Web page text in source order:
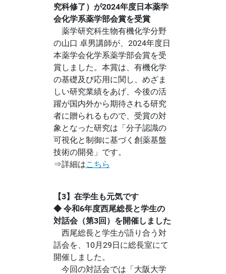
究科修了）が2024年度日本薬学
会化学系薬学部会賞を受賞
薬学研究科生物有機化学分野
の山口 卓男講師が、2024年度日
本薬学会化学系薬学部会賞を受
賞しました。本賞は、有機化学
の基礎及び応用に関し、めざま
しい研究業績をあげ、今後の活
躍が国内外から期待される研究
者に贈られるもので、受賞の対
象となった研究は「分子認識の
可視化と制御に基づく創薬基盤
技術の開発」です。
⇒詳細はこちら
【3】在学生も元気です
◆ 令和6年度西尾総長と学生の
対話会（第3回）を開催しました
西尾総長と学生が語り合う対
話会を、10月29日に総長室にて
開催しました。
今回の対話会では「大阪大学